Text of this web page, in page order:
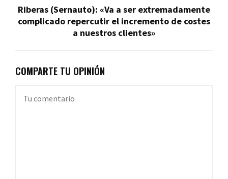
Riberas (Sernauto): «Va a ser extremadamente
complicado repercutir el incremento de costes
a nuestros clientes»
COMPARTE TU OPINIÓN